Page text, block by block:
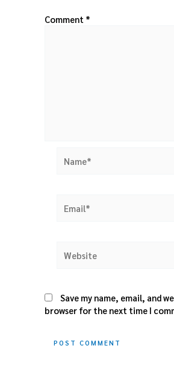
Comment *
Save my name, email, and
browser for the next time I